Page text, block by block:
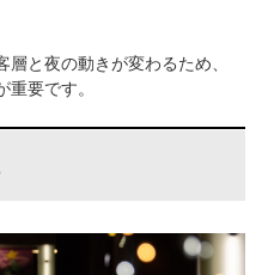
と夜の動きが変わるため、
要です。